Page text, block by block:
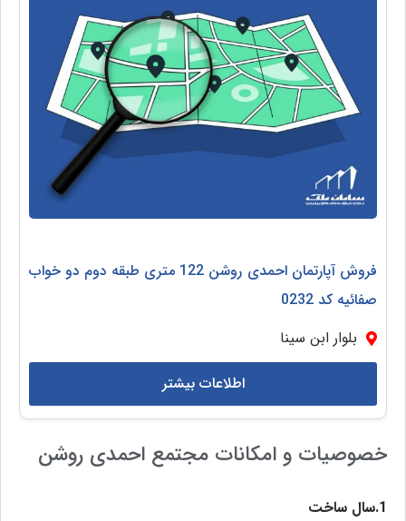
فروش آپارتمان احمدی روشن 122 متری طبقه دوم دو خواب
صفائیه کد 0232
بلوار ابن سینا
اطلاعات بیشتر
خصوصیات و امکانات مجتمع احمدی روشن
1.سال ساخت